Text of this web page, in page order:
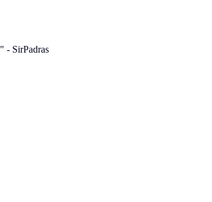
" - SirPadras